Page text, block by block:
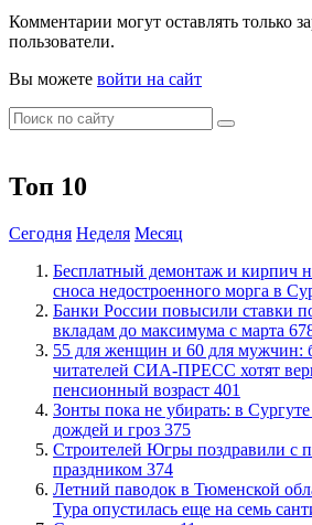
Комментарии могут оставлять только
пользователи.
Вы можете войти на сайт
Топ 10
Сегодня Неделя Месяц
​Бесплатный демонтаж и кирпич
сноса недостроенного морга в
​Банки России повысили ставки
вкладам до максимума с марта
​55 для женщин и 60 для мужчин:
читателей СИА-ПРЕСС хотят
пенсионный возраст 401
​Зонты пока не убирать: в Сургуте
дождей и гроз 375
​Строителей Югры поздравили с
праздником 374
​Летний паводок в Тюменской
Тура опустилась еще на семь